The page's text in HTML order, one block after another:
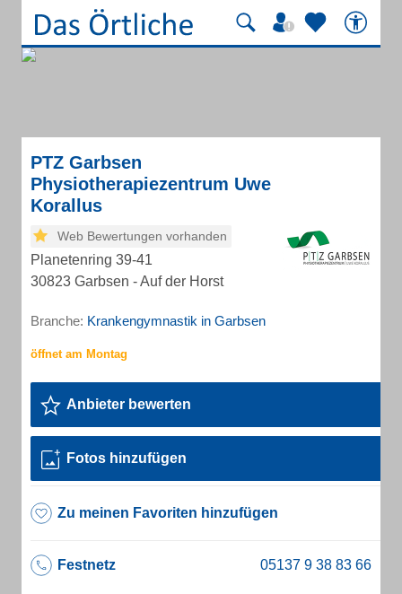
PTZ Garbsen
Physiotherapiezentrum Uwe
Korallus
Web Bewertungen vorhanden
Planetenring 39-41
30823 Garbsen - Auf der Horst
Branche: Krankengymnastik in Garbsen
Anbieter bewerten
Fotos hinzufügen
Zu meinen Favoriten hinzufügen
Festnetz